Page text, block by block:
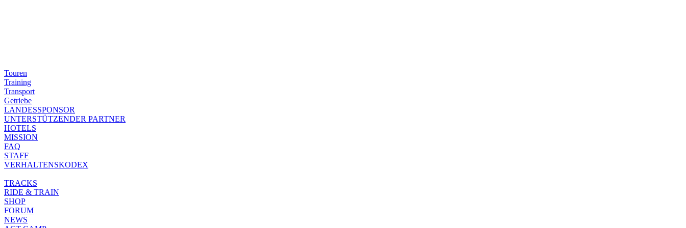
Touren
Training
Transport
Getriebe
LANDESSPONSOR
UNTERSTÜTZENDER PARTNER
HOTELS
MISSION
FAQ
STAFF
VERHALTENSKODEX
TRACKS
RIDE & TRAIN
SHOP
FORUM
NEWS